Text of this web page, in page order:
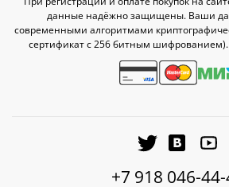
данные надёжно защищены. Ваши
современными алгоритмами
сертификат c 256 битным
+7 918 046-